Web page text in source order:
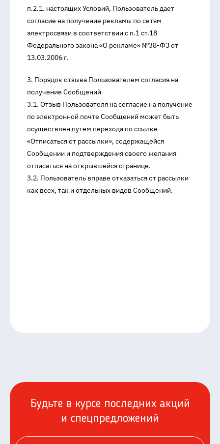
п.2.1. настоящих Условий, Пользователь дает
согласие на получение рекламы по сетям
электросвязи в соответствии с п.1 ст.18
Федерального закона «О рекламе» №38-ФЗ от
13.03.2006 г.
3. Порядок отзыва Пользователем согласия на
получение Сообщений
3.1. Отзыв Пользователя на согласие на получение
по электронной почте Сообщений может быть
осуществлен путем перехода по ссылке
«Отписаться от рассылки», содержащейся
Сообщении и подтверждения своего желания
отписаться на открывшейся странице.
3.2. Пользователь вправе отказаться от рассылки
как всех, так и отдельных видов Сообщений.
Будьте в курсе последних акций
и спецпредложений